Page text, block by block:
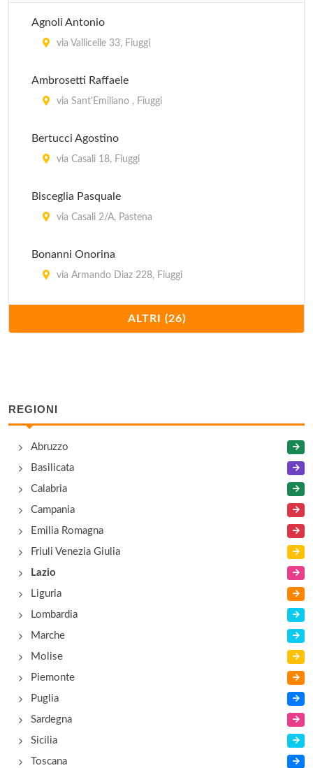
Agnoli Antonio
via Vallicelle 33, Fiuggi
Ambrosetti Raffaele
via Sant'Emiliano , Fiuggi
Bertucci Agostino
via Casali 18, Fiuggi
Bisceglia Pasquale
via Casali 2/A, Pastena
Bonanni Onorina
via Armando Diaz 228, Fiuggi
via Prenestina snc, Acuto
De Luca Laorenza
via Prenestina 77, Fiuggi
Fianco Lina
via San Quirico 32, Serrone
Fontanella Maria
ALTRI (26)
REGIONI
Abruzzo
Basilicata
Calabria
Campania
Emilia Romagna
Friuli Venezia Giulia
Lazio
Liguria
Lombardia
Marche
Molise
Piemonte
Puglia
Sardegna
Sicilia
Toscana